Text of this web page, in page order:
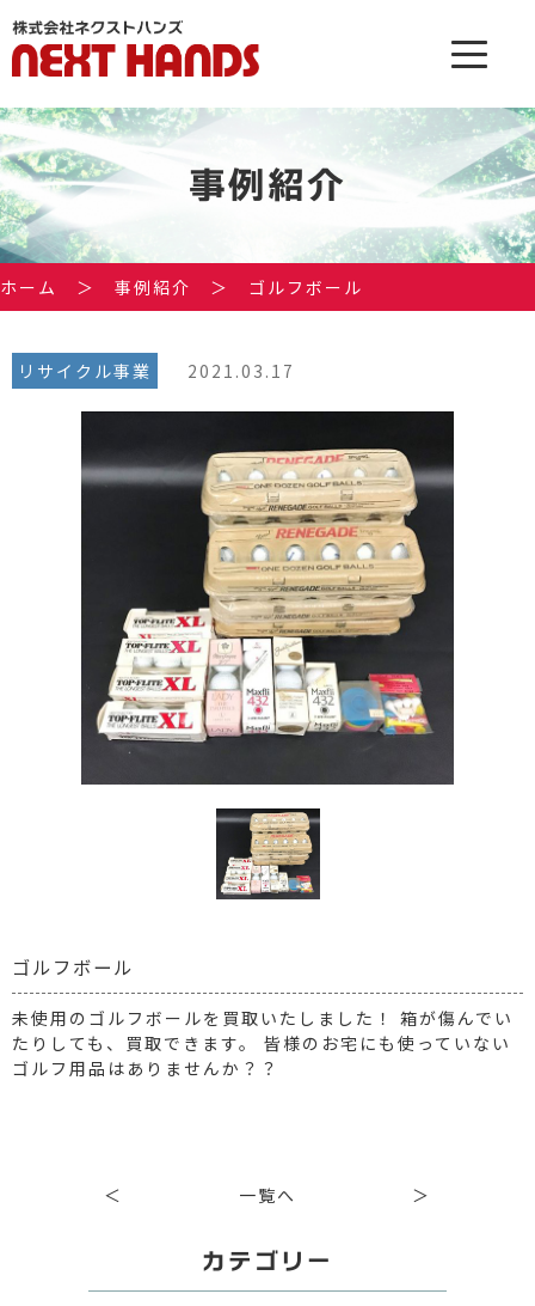
事例紹介
ホーム ＞ 事例紹介 ＞ ゴルフボール
リサイクル事業 2021.03.17
ゴルフボール
未使用のゴルフボールを買取いたしました！ 箱が傷んでい
たりしても、買取できます。 皆様のお宅にも使っていない
ゴルフ用品はありませんか？？
＜ 一覧へ ＞
カテゴリー